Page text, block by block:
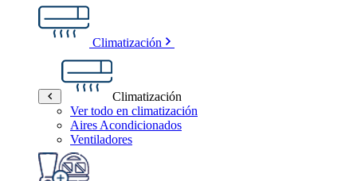
Climatización
Climatización
Ver todo en climatización
Aires Acondicionados
Ventiladores